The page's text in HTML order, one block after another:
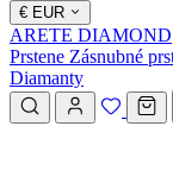
€ EUR
ARETE DIAMOND
Prstene Zásnubné
Diamanty